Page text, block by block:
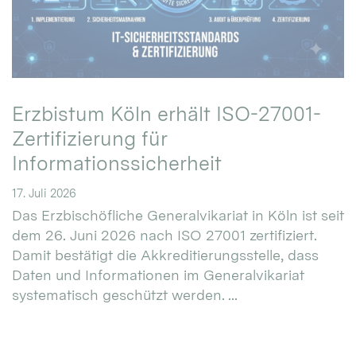
Erzbistum Köln erhält ISO-27001-
Zertifizierung für
Informationssicherheit
17. Juli 2026
Das Erzbischöfliche Generalvikariat in Köln ist seit
dem 26. Juni 2026 nach ISO 27001 zertifiziert.
Damit bestätigt die Akkreditierungsstelle, dass
Daten und Informationen im Generalvikariat
systematisch geschützt werden. ...